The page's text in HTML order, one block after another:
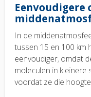
Eenvoudigere
In de
tussen 15 en 100 km
eenvoudiger, omdat
moleculen in
voordat ze die